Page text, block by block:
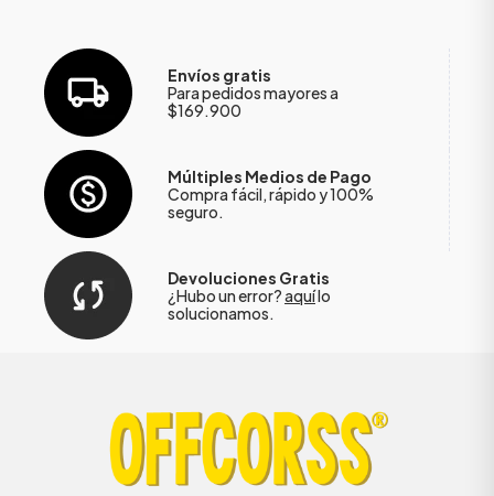
Envíos gratis
Para pedidos mayores a
$169.900
Múltiples Medios de Pago
Compra fácil, rápido y 100%
seguro.
Devoluciones Gratis
¿Hubo un error?aquílo
solucionamos.